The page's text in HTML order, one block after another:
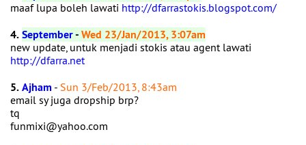
maaf lupa boleh lawati http://dfarrastokis.blogspot.com/
4.September-Wed 23/Jan/2013, 3:07am
new update, untuk menjadi stokis atau agent lawati
http://dfarra.net
5.Ajham - Sun 3/Feb/2013, 8:43am
email sy juga dropship brp?
tq
funmixi@yahoo.com